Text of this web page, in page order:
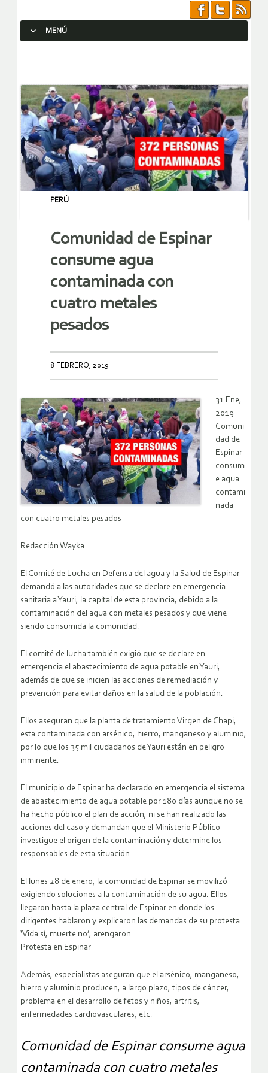
MENÚ
PERÚ
Comunidad de Espinar
consume agua
contaminada con
cuatro metales
pesados
8 FEBRERO, 2019
31 Ene,
2019
Comuni
dad de
Espinar
consum
e agua
contami
nada
con cuatro metales pesados
Redacción Wayka
El Comité de Lucha en Defensa del agua y la Salud de Espinar
demandó a las autoridades que se declare en emergencia
sanitaria a Yauri, la capital de esta provincia, debido a la
contaminación del agua con metales pesados y que viene
siendo consumida la comunidad.
El comité de lucha también exigió que se declare en
emergencia el abastecimiento de agua potable en Yauri,
además de que se inicien las acciones de remediación y
prevención para evitar daños en la salud de la población.
Ellos aseguran que la planta de tratamiento Virgen de Chapi,
esta contaminada con arsénico, hierro, manganeso y aluminio,
por lo que los 35 mil ciudadanos de Yauri están en peligro
inminente.
El municipio de Espinar ha declarado en emergencia el sistema
de abastecimiento de agua potable por 180 días aunque no se
ha hecho público el plan de acción, ni se han realizado las
acciones del caso y demandan que el Ministerio Público
investigue el origen de la contaminación y determine los
responsables de esta situación.
El lunes 28 de enero, la comunidad de Espinar se movilizó
exigiendo soluciones a la contaminación de su agua. Ellos
llegaron hasta la plaza central de Espinar en donde los
dirigentes hablaron y explicaron las demandas de su protesta.
‘Vida sí, muerte no’, arengaron.
Protesta en Espinar
Además, especialistas aseguran que el arsénico, manganeso,
hierro y aluminio producen, a largo plazo, tipos de cáncer,
problema en el desarrollo de fetos y niños, artritis,
enfermedades cardiovasculares, etc.
Comunidad de Espinar consume agua
contaminada con cuatro metales